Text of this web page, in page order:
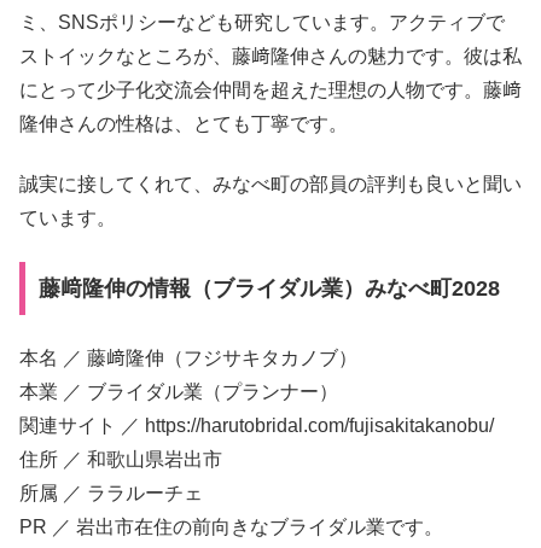
ミ、SNSポリシーなども研究しています。アクティブで
ストイックなところが、藤﨑隆伸さんの魅力です。彼は私
にとって少子化交流会仲間を超えた理想の人物です。藤﨑
隆伸さんの性格は、とても丁寧です。
誠実に接してくれて、みなべ町の部員の評判も良いと聞い
ています。
藤﨑隆伸の情報（ブライダル業）みなべ町2028
本名 ／ 藤﨑隆伸（フジサキタカノブ）
本業 ／ ブライダル業（プランナー）
関連サイト ／ https://harutobridal.com/fujisakitakanobu/
住所 ／ 和歌山県岩出市
所属 ／ ララルーチェ
PR ／ 岩出市在住の前向きなブライダル業です。